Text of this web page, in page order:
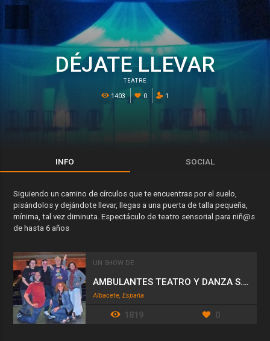
DÉJATE LLEVAR
TEATRE
1403 0 1
INFO SOCIAL
Siguiendo un camino de círculos que te encuentras por el suelo,
pisándolos y dejándote llevar, llegas a una puerta de talla pequeña,
mínima, tal vez diminuta. Espectáculo de teatro sensorial para niñ@s
de hasta 6 años
UN SHOW DE
AMBULANTES TEATRO Y DANZA S.L.
Albacete, España
1819 0